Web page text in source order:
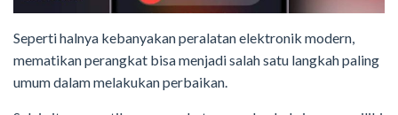
Seperti halnya kebanyakan peralatan elektronik modern,
mematikan perangkat bisa menjadi salah satu langkah paling
umum dalam melakukan perbaikan.